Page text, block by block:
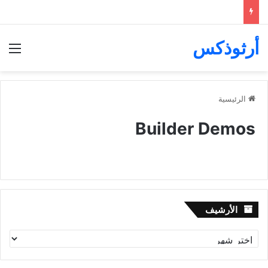
أرثوذكس
الرئيسية
Builder Demos
الأرشيف الأرشيف